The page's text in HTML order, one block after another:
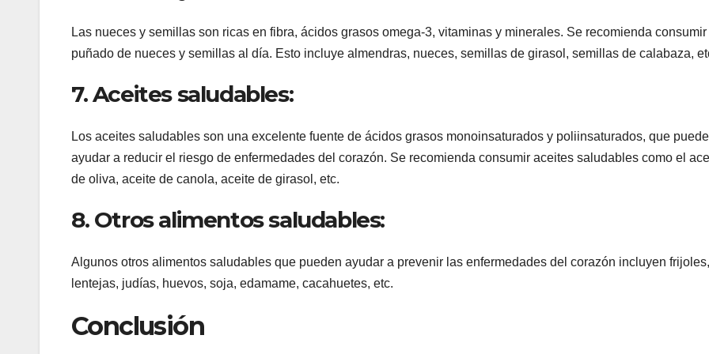
Las nueces y semillas son ricas en fibra, ácidos grasos omega-3, vitaminas y minerales. Se recomienda consumir
puñado de nueces y semillas al día. Esto incluye almendras, nueces, semillas de girasol, semillas de calabaza,
7. Aceites saludables:
Los aceites saludables son una excelente fuente de ácidos grasos monoinsaturados y poliinsaturados, que
ayudar a reducir el riesgo de enfermedades del corazón. Se recomienda consumir aceites saludables como el
de oliva, aceite de canola, aceite de girasol, etc.
8. Otros alimentos saludables:
Algunos otros alimentos saludables que pueden ayudar a prevenir las enfermedades del corazón incluyen frijoles,
lentejas, judías, huevos, soja, edamame, cacahuetes, etc.
Conclusión